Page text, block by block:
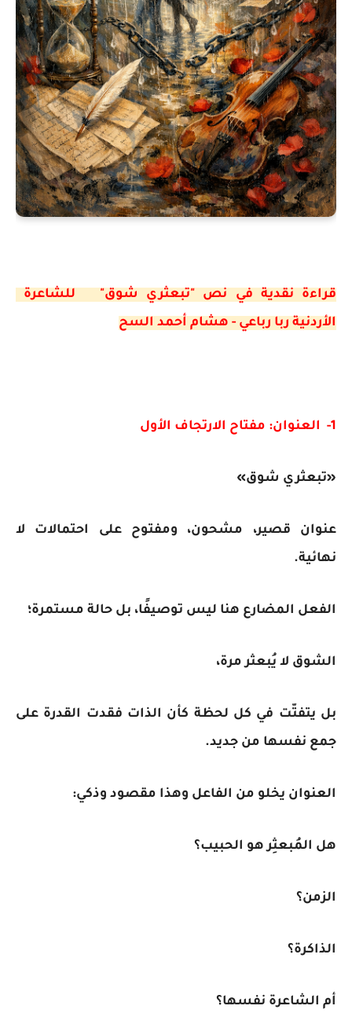
قراءة نقدية في نص "تبعثري شوق" للشاعرة
الأردنية ربا رباعي - هشام أحمد السح
1- العنوان: مفتاح الارتجاف الأول
«تبعثري شوق»
عنوان قصير، مشحون، ومفتوح على احتمالات لا
نهائية.
الفعل المضارع هنا ليس توصيفًا، بل حالة مستمرة؛
الشوق لا يُبعثر مرة،
بل يتفتّت في كل لحظة كأن الذات فقدت القدرة على
جمع نفسها من جديد.
العنوان يخلو من الفاعل وهذا مقصود وذكي:
هل المُبعثِر هو الحبيب؟
الزمن؟
الذاكرة؟
أم الشاعرة نفسها؟